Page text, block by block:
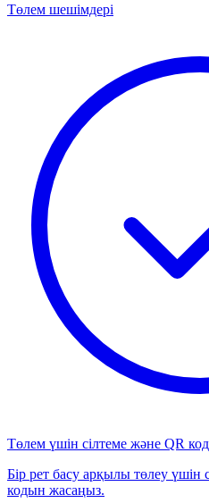
Төлем шешімдері
Төлем үшін сілтеме және QR
Бір рет басу арқылы төлеу үшін
кодын жасаңыз.